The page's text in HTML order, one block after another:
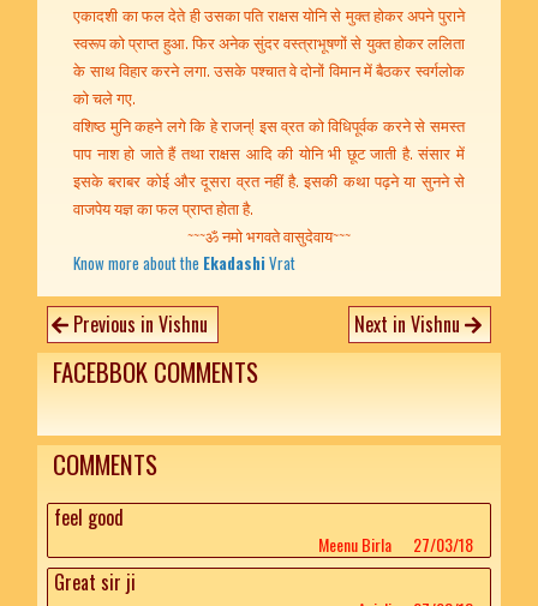
एकादशी का फल देते ही उसका पति राक्षस योनि से मुक्त होकर अपने पुराने
स्वरूप को प्राप्त हुआ. फिर अनेक सुंदर वस्त्राभूषणों से युक्त होकर ललिता
के साथ विहार करने लगा. उसके पश्चात वे दोनों विमान में बैठकर स्वर्गलोक
को चले गए.
वशिष्ठ मुनि कहने लगे कि हे राजन्! इस व्रत को विधिपूर्वक करने से समस्त
पाप नाश हो जाते हैं तथा राक्षस आदि की योनि भी छूट जाती है. संसार में
इसके बराबर कोई और दूसरा व्रत नहीं है. इसकी कथा पढ़ने या सुनने से
वाजपेय यज्ञ का फल प्राप्त होता है.
~~~ॐ नमो भगवते वासुदेवाय~~~
Know more about the Ekadashi Vrat
Previous in Vishnu Next in Vishnu
FACEBBOK COMMENTS
COMMENTS
feel good
Meenu Birla 27/03/18
Great sir ji